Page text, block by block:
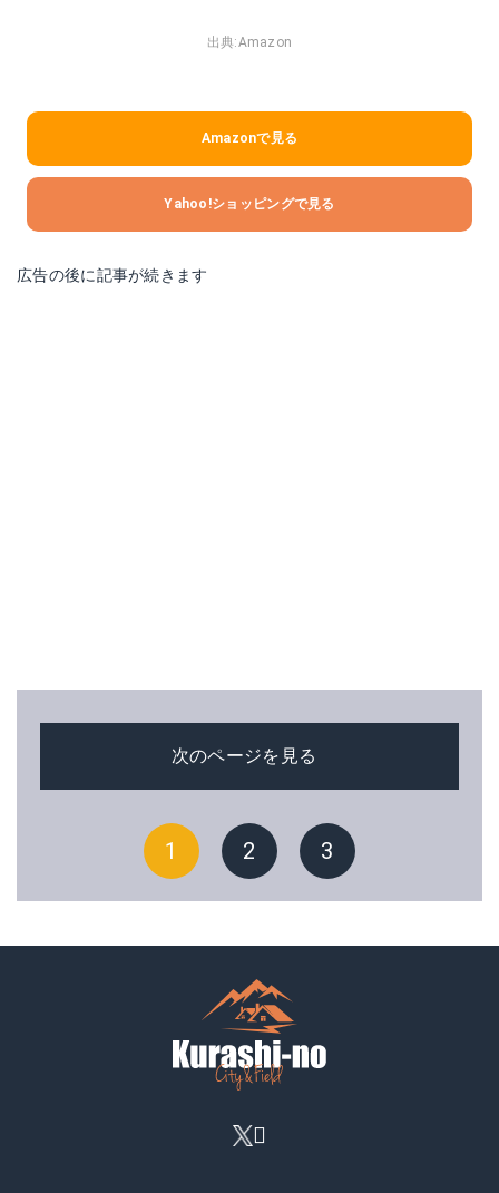
出典:Amazon
Amazonで見る
Yahoo!ショッピングで見る
広告の後に記事が続きます
次のページを見る
1 2 3